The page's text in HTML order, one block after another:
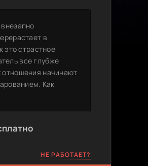
в
это страстное
все глубже
отношения начинают
Как
НЕ РАБОТАЕТ?